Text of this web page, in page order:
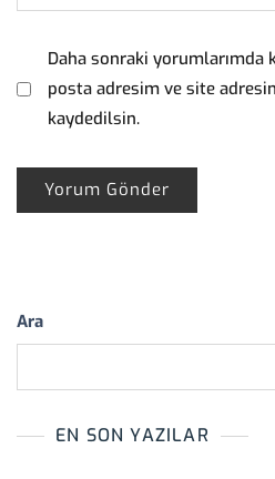
Daha sonraki yorumlarımda
posta adresim ve site
kaydedilsin.
Ara
EN SON YAZILAR